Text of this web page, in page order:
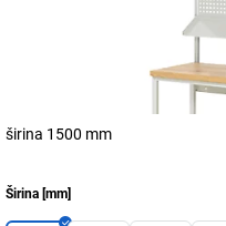
širina 1500 mm
Širina [mm]